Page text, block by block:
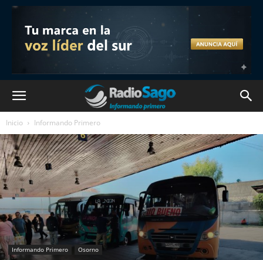
Inicio Informando Primero
Informando Primero Osorno